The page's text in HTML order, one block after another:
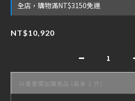
全店，購物滿NT$3150免運
NT$10,920
以優惠價加購商品 (最多 1 件)